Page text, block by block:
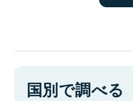
国別で調べる